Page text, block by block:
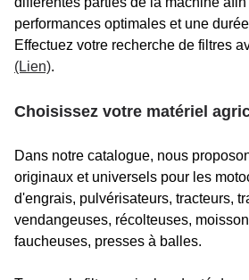
performances optimales et une
Effectuez votre recherche de filtres
(Lien).
Choisissez votre matériel
Dans notre catalogue, nous
originaux et universels pour les
d'engrais, pulvérisateurs, tracteurs,
vendangeuses, récolteuses,
faucheuses, presses à balles.